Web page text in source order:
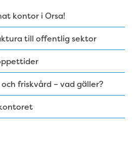
kontor i Orsa!
till offentlig sektor
friskvård – vad gäller?